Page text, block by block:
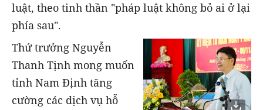
luật, theo tinh thần "pháp luật không bỏ ai ở lại
phía sau".
Thứ trưởng Nguyễn
Thanh Tịnh mong muốn
tỉnh Nam Định tăng
cường các dịch vụ hỗ